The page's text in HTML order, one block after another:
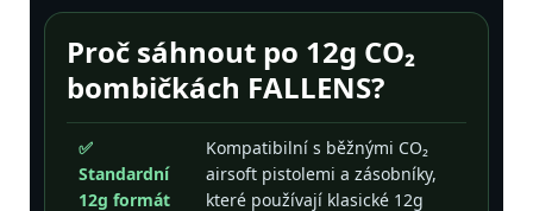
Proč sáhnout po 12g CO₂
bombičkách FALLENS?
✅
Standardní
12g formát
Kompatibilní s běžnými CO₂
airsoft pistolemi a zásobníky,
které používají klasické 12g